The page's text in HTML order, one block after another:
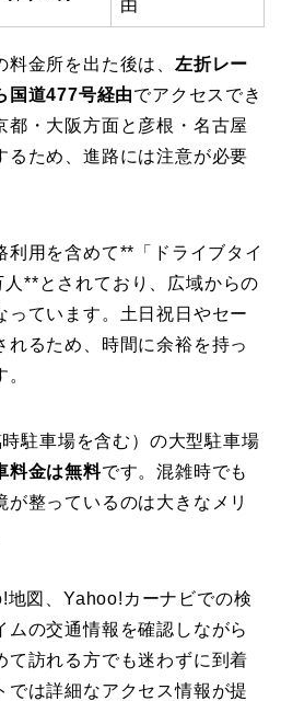
由
金所を出た後は、 左折レー
国道477号経由でアクセスでき
都・大阪方面と彦根・名古屋
るため、進路には注意が必要
利用を含めて**「ドライブタイ
**とされており、広域からの
っています。土日祝日やセー
れるため、時間に余裕を持っ
時駐車場を含む）の大型駐車場
料金は無料です。混雑時でも
が整っているのは大きなメリ
図、Yahoo!カーナビでの検
ムの交通情報を確認しながら
て訪れる方でも迷わずに到着
では詳細なアクセス情報が提